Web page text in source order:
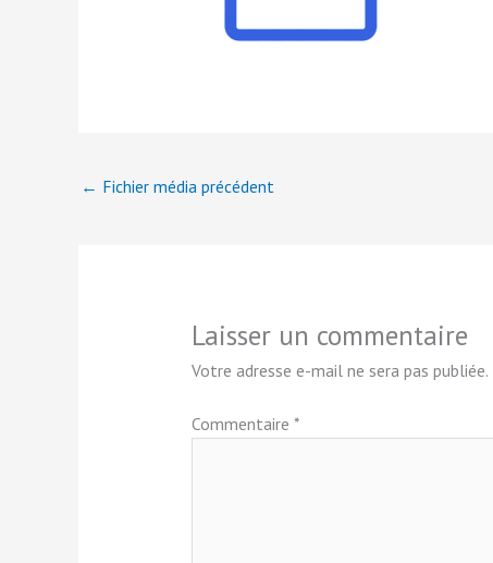
← Fichier média précédent
Laisser un commentaire
Votre adresse e-mail ne sera pas publiée.
Commentaire *